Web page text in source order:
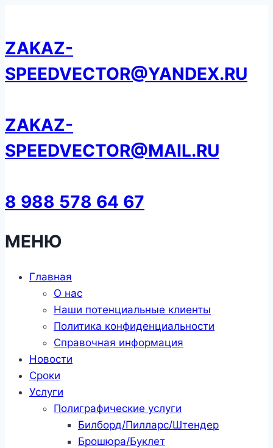
содержанию
ZAKAZ-
SPEEDVECTOR@YANDEX.RU
ZAKAZ-
SPEEDVECTOR@MAIL.RU
8 988 578 64 67
МЕНЮ
Главная
О нас
Наши потенциальные клиенты
Политика конфиденциальности
Справочная информация
Новости
Сроки
Услуги
Полиграфические услуги
Билборд/Пилларс/Штендер
Брошюра/Буклет